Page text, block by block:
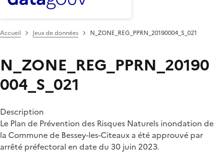
Accueil Jeux de données N_ZONE_REG_PPRN_20190004_S_021
N_ZONE_REG_PPRN_20190
004_S_021
Description
Le Plan de Prévention des Risques Naturels inondation de
la Commune de Bessey-les-Citeaux a été approuvé par
arrêté préfectoral en date du 30 juin 2023.